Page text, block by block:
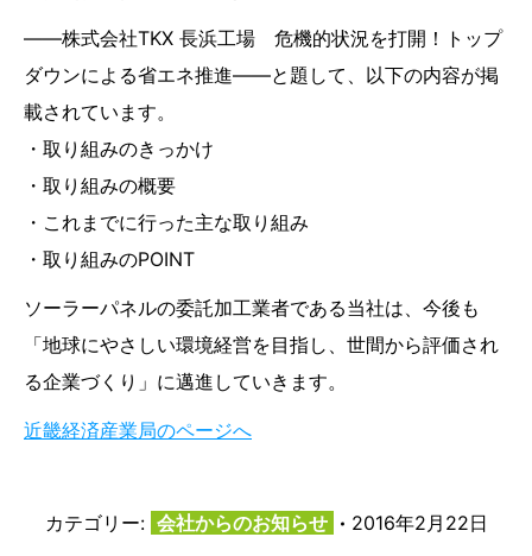
――株式会社TKX 長浜工場 危機的状況を打開！トップ
ダウンによる省エネ推進――と題して、以下の内容が掲
載されています。
・取り組みのきっかけ
・取り組みの概要
・これまでに行った主な取り組み
・取り組みのPOINT
ソーラーパネルの委託加工業者である当社は、今後も
「地球にやさしい環境経営を目指し、世間から評価され
る企業づくり」に邁進していきます。
近畿経済産業局のページへ
カテゴリー: 会社からのお知らせ 2016年2月22日